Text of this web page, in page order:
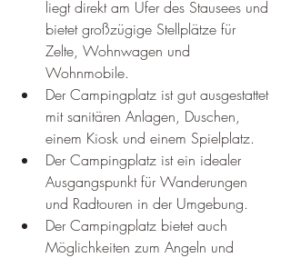
liegt direkt am Ufer des Stausees und
bietet großzügige Stellplätze für
Zelte, Wohnwagen und
Wohnmobile.
Der Campingplatz ist gut ausgestattet
mit sanitären Anlagen, Duschen,
einem Kiosk und einem Spielplatz.
Der Campingplatz ist ein idealer
Ausgangspunkt für Wanderungen
und Radtouren in der Umgebung.
Der Campingplatz bietet auch
Möglichkeiten zum Angeln und